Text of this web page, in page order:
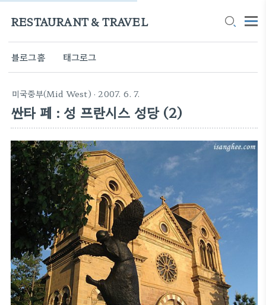
RESTAURANT & TRAVEL
블로그홈 태그로그
미국중부(Mid West) · 2007. 6. 7.
싼타 페 : 성 프란시스 성당 (2)